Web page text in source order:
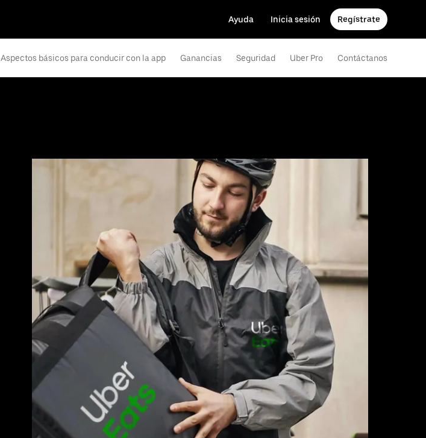
Ayuda Inicia sesión Regístrate
Aspectos básicos para conducir con la app Ganancias Seguridad Uber Pro Contáctanos